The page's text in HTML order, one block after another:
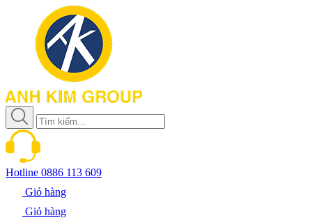
Hotline 0886 113 609
Giỏ hàng
Giỏ hàng